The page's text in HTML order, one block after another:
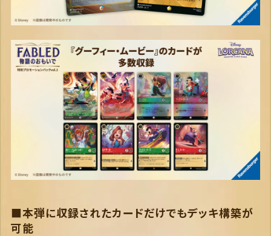
■本弾に収録されたカードだけでもデッキ構築が
可能